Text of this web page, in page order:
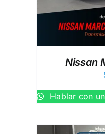
Nissan
Hablar con